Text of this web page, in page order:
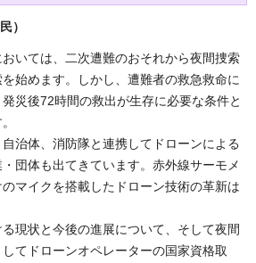
）
いては、二次遭難のおそれから夜間捜索
始めます。しかし、遭難者の救急救命に
災後72時間の救出が生存に必要な条件と
治体、消防隊と連携してドローンによる
団体も出てきています。赤外線サーモメ
マイクを搭載したドローン技術の革新は
現状と今後の進展について、そして夜間
てドローンオペレーターの国家資格取